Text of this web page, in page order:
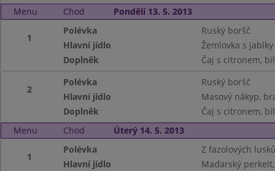
Menu Chod Pondělí 13. 5. 2013
1
Polévka
Ruský boršč
Hlavní jídlo
Žemlovka s
Doplněk
Čaj s citronem,
2
Polévka
Ruský boršč
Hlavní jídlo
Masový nákyp,
Doplněk
Čaj s citronem,
Menu
Chod Úterý 14. 5. 2013
1
Polévka
Z fazolových
Hlavní jídlo
Maďarský